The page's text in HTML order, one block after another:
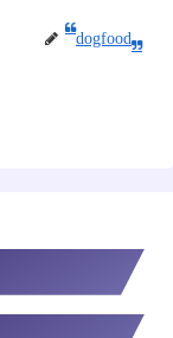
dogfood